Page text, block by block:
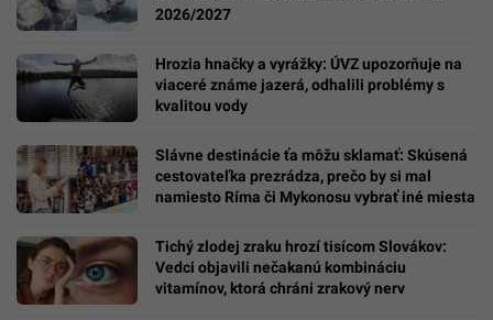
2026/2027
Hrozia hnačky a vyrážky: ÚVZ upozorňuje na
viaceré známe jazerá, odhalili problémy s
kvalitou vody
Slávne destinácie ťa môžu sklamať: Skúsená
cestovateľka prezrádza, prečo by si mal
namiesto Ríma či Mykonosu vybrať iné miesta
Tichý zlodej zraku hrozí tisícom Slovákov:
Vedci objavili nečakanú kombináciu
vitamínov, ktorá chráni zrakový nerv